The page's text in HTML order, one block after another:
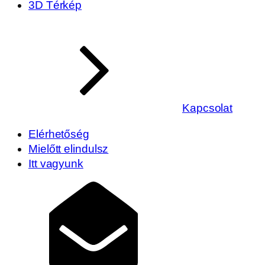
3D Térkép
Kapcsolat
Elérhetőség
Mielőtt elindulsz
Itt vagyunk